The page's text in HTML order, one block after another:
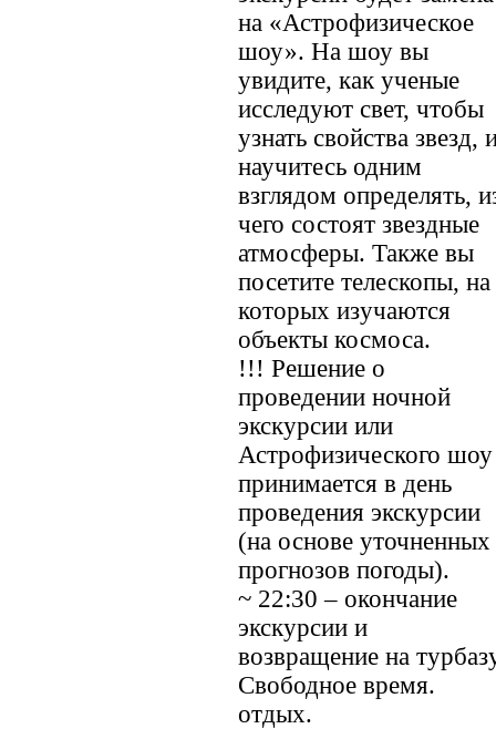
на «Астрофизическое
шоу». На шоу вы
увидите, как ученые
исследуют свет, чтобы
узнать свойства звезд,
научитесь одним
взглядом определять,
чего состоят звездные
атмосферы. Также вы
посетите телескопы, на
которых изучаются
объекты космоса.
!!! Решение о
проведении ночной
экскурсии или
Астрофизического шоу
принимается в день
проведения экскурсии
(на основе уточненных
прогнозов погоды).
~ 22:30 – окончание
экскурсии и
возвращение на
Свободное время.
отдых.